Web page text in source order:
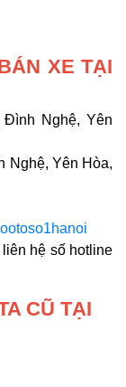
XE TẠI
Nghệ, Yên
Nghệ, Yên Hòa,
liên hệ số hotline
CŨ TẠI